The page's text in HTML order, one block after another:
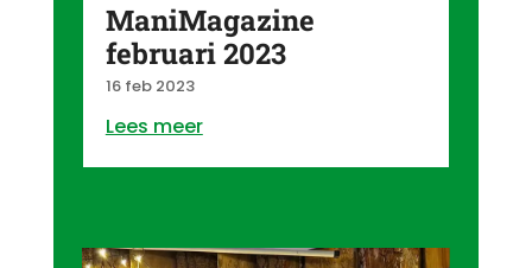
ManiMagazine
februari 2023
16 feb 2023
Lees meer